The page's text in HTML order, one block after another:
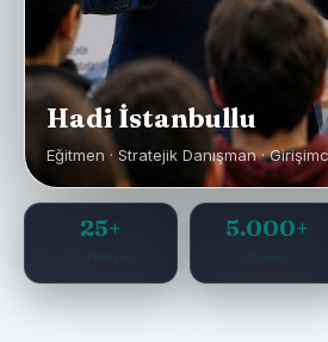
Hadi İstanbullu
Eğitmen · Stratejik Danışman ·
25+ 5.000+